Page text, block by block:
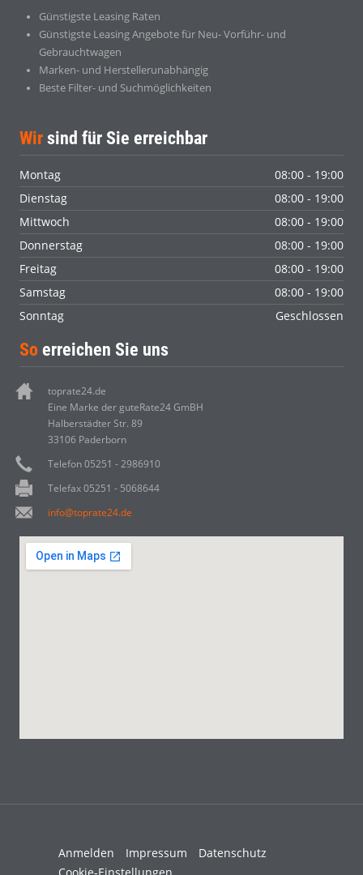
Günstigste Leasing Raten
Günstigste Leasing Angebote für Neu- Vorführ- und
Gebrauchtwagen
Marken- und Herstellerunabhängig
Beste Filter- und Suchmöglichkeiten
Wir sind für Sie erreichbar
Montag
08:00 - 19:00
Dienstag
08:00 - 19:00
Mittwoch
08:00 - 19:00
Donnerstag
08:00 - 19:00
Freitag
08:00 - 19:00
Samstag
08:00 - 19:00
Sonntag
Geschlossen
So erreichen Sie uns
toprate24.de
Eine Marke der guteRate24 GmBH
Halberstädter Str. 89
33106 Paderborn
Telefon 05251 - 2986910
Telefax 05251 - 5068644
info@toprate24.de
Anmelden Impressum
Datenschutz